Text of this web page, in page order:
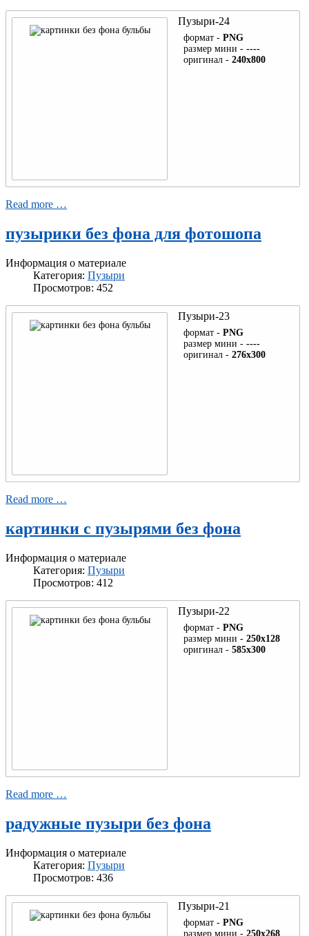
Кошки
Собаки
Попугаи
Паук
Морская звезда
Ракушка
Шахматы
Спортивный
уголок
Бокс
Палатка
Монеты
Обручальные
кольца
Самовар
Петр I
Ленин
Сталин
Хрущёв
Брежнев
Барабанная
установка
Компьютеры
Микрофон
Печатная
машинка
Разное
Уголок
Гвардейская
лента
Пузыри-24
формат - PNG
размер мини - ----
оригинал - 240x800
Read more …
пузырики без фона для фотошопа
Информация о материале
Категория: Пузыри
Просмотров: 452
Пузыри-23
формат - PNG
размер мини - ----
оригинал - 276x300
Read more …
картинки с пузырями без фона
Информация о материале
Категория: Пузыри
Просмотров: 412
Пузыри-22
формат - PNG
размер мини - 250x128
оригинал - 585x300
Read more …
радужные пузыри без фона
Информация о материале
Категория: Пузыри
Просмотров: 436
Пузыри-21
формат - PNG
размер мини - 250x268